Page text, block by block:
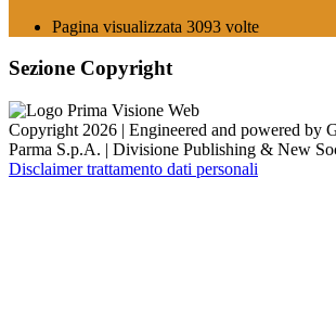
Pagina visualizzata 3093 volte
Sezione Copyright
Copyright 2026 | Engineered and powered by
Parma S.p.A. | Divisione Publishing & New
Disclaimer trattamento dati personali